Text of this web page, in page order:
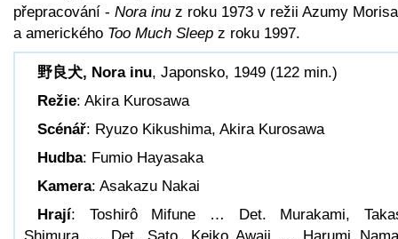
přepracování - Nora inu z roku 1973 v režii Azumy
a amerického Too Much Sleep z roku 1997.
野良犬, Nora inu, Japonsko, 1949 (122 min.)
Režie: Akira Kurosawa
Scénář: Ryuzo Kikushima, Akira Kurosawa
Hudba: Fumio Hayasaka
Kamera: Asakazu Nakai
Hrají: Toshirô Mifune … Det. Murakami,
Shimura … Det. Sato, Keiko Awaji … Harumi